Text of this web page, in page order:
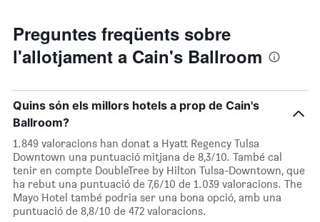
Preguntes freqüents sobre
l'allotjament a Cain's Ballroom
Quins són els millors hotels a prop de Cain's
Ballroom?
1.849 valoracions han donat a Hyatt Regency Tulsa
Downtown una puntuació mitjana de 8,3/10. També cal
tenir en compte DoubleTree by Hilton Tulsa-Downtown, que
ha rebut una puntuació de 7,6/10 de 1.039 valoracions. The
Mayo Hotel també podria ser una bona opció, amb una
puntuació de 8,8/10 de 472 valoracions.